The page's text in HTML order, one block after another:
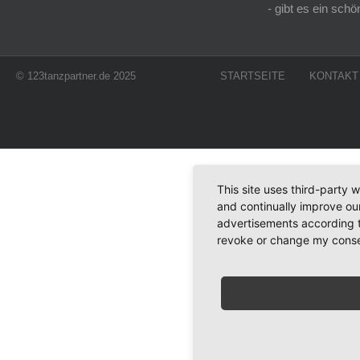
- gibt es ein
© 123tanzpartner.de 2025 STARTSEITE
This site uses third-party
and continually improve
advertisements according
revoke or change my